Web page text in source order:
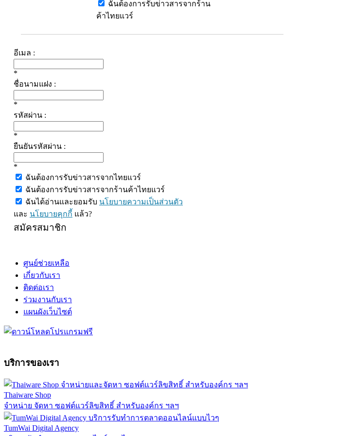
ฉันต้องการรับข่าวสารจากร้าน
ค้าไทยแวร์
อีเมล :
*
ชื่อนามแฝง :
*
รหัสผ่าน :
*
ยืนยันรหัสผ่าน :
*
ฉันต้องการรับข่าวสารจากไทยแวร์
ฉันต้องการรับข่าวสารจากร้านค้าไทยแวร์
ฉันได้อ่านและยอมรับ นโยบายความเป็นส่วนตัว
และ นโยบายคุกกี้ แล้ว?
สมัครสมาชิก
ศูนย์ช่วยเหลือ
เกี่ยวกับเรา
ติดต่อเรา
ร่วมงานกับเรา
แผนผังเว็บไซต์
บริการของเรา
Thaiware Shop
จำหน่าย จัดหา ซอฟต์แวร์ลิขสิทธิ์ สำหรับองค์กร ฯลฯ
TumWai Digital Agency